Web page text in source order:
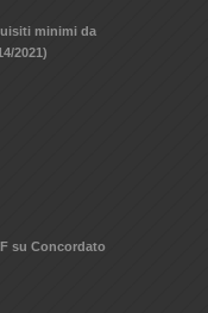
minimi da
2021)
su Concordato